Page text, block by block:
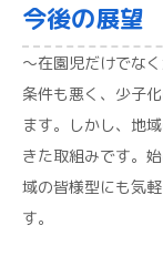
今後の展望
～在園児だけでな
条件も悪く、少子
ます。しかし、地
きた取組みです。
域の皆様型にも気
す。